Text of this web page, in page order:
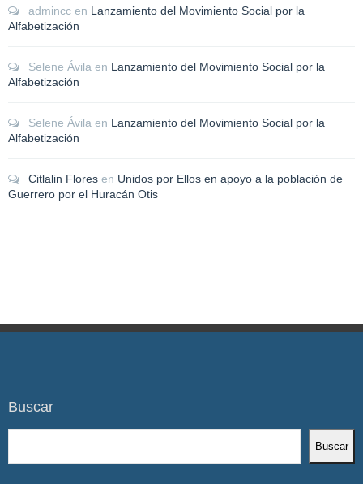
admincc en Lanzamiento del Movimiento Social por la
Alfabetización
Selene Ávila en Lanzamiento del Movimiento Social por la
Alfabetización
Selene Ávila en Lanzamiento del Movimiento Social por la
Alfabetización
Citlalin Flores en Unidos por Ellos en apoyo a la población de
Guerrero por el Huracán Otis
Buscar
Buscar